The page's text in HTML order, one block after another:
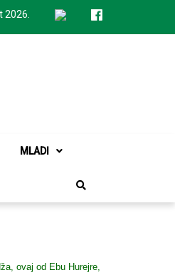
2026.
MLADI
ovaj od Ebu Hurejre,